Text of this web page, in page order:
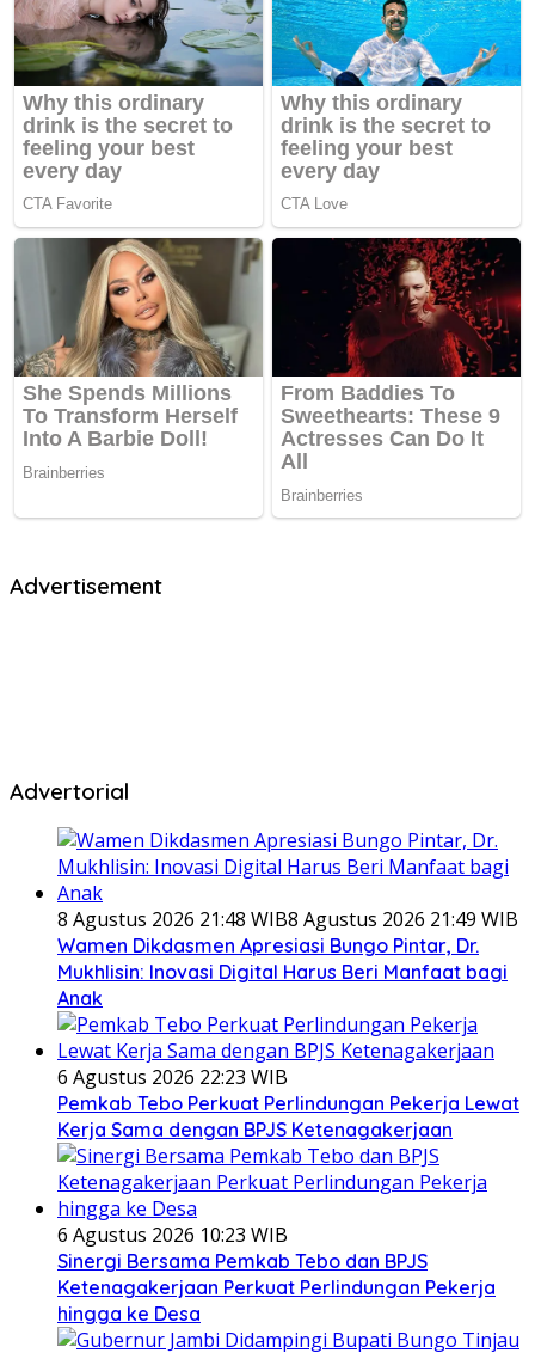
Advertisement
Advertorial
8 Agustus 2026 21:48 WIB8 Agustus 2026 21:49 WIB
Wamen Dikdasmen Apresiasi Bungo Pintar, Dr.
Mukhlisin: Inovasi Digital Harus Beri Manfaat bagi
Anak
6 Agustus 2026 22:23 WIB
Pemkab Tebo Perkuat Perlindungan Pekerja Lewat
Kerja Sama dengan BPJS Ketenagakerjaan
6 Agustus 2026 10:23 WIB
Sinergi Bersama Pemkab Tebo dan BPJS
Ketenagakerjaan Perkuat Perlindungan Pekerja
hingga ke Desa